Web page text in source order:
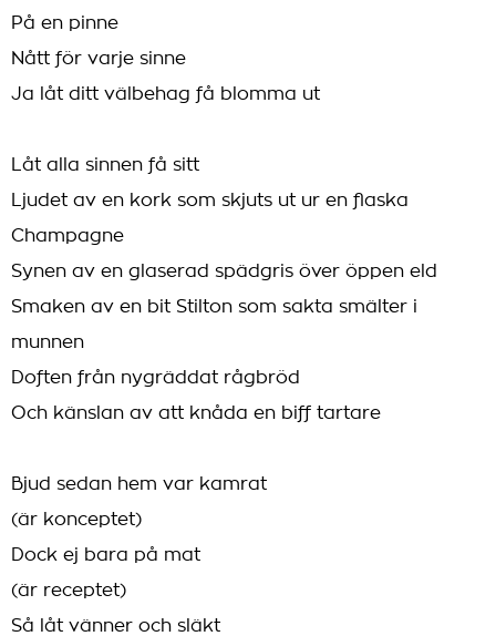
På en pinne
Nått för varje sinne
Ja låt ditt välbehag få blomma ut
Låt alla sinnen få sitt
Ljudet av en kork som skjuts ut ur en flaska
Champagne
Synen av en glaserad spädgris över öppen eld
Smaken av en bit Stilton som sakta smälter i
munnen
Doften från nygräddat rågbröd
Och känslan av att knåda en biff tartare
Bjud sedan hem var kamrat
(är konceptet)
Dock ej bara på mat
(är receptet)
Så låt vänner och släkt